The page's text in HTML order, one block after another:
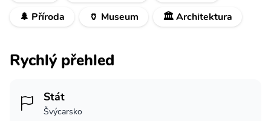
🌲 Příroda
🏺 Museum 🏛️ Architektura
Rychlý přehled
Stát
Švýcarsko